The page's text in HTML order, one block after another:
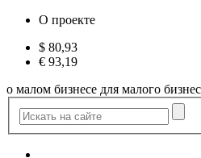
О проекте
$ 80,93
€ 93,19
о малом бизнесе для малого